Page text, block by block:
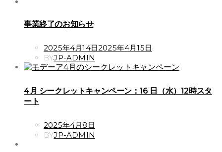
事業終了のお知らせ
POSTED
ON
2025年4月14日2025年4月15日
BYJP-ADMIN
4月 シークレットキャンペーン：16 日（水）12時スタ
ート
POSTED
ON
2025年4月8日
BYJP-ADMIN